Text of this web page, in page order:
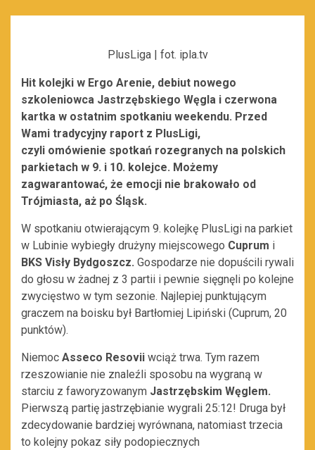
PlusLiga | fot. ipla.tv
Hit kolejki w Ergo Arenie, debiut nowego
szkoleniowca Jastrzębskiego Węgla i czerwona
kartka w ostatnim spotkaniu weekendu. Przed
Wami tradycyjny raport z PlusLigi,
czyli omówienie spotkań rozegranych na polskich
parkietach w 9. i 10. kolejce. Możemy
zagwarantować, że emocji nie brakowało od
Trójmiasta, aż po Śląsk.
W spotkaniu otwierającym 9. kolejkę PlusLigi na parkiet
w Lubinie wybiegły drużyny miejscowego Cuprum i
BKS Visły Bydgoszcz. Gospodarze nie dopuścili rywali
do głosu w żadnej z 3 partii i pewnie sięgnęli po kolejne
zwycięstwo w tym sezonie. Najlepiej punktującym
graczem na boisku był Bartłomiej Lipiński (Cuprum, 20
punktów).
Niemoc Asseco Resovii wciąż trwa. Tym razem
rzeszowianie nie znaleźli sposobu na wygraną w
starciu z faworyzowanym Jastrzębskim Węglem.
Pierwszą partię jastrzębianie wygrali 25:12! Druga był
zdecydowanie bardziej wyrównana, natomiast trzecia
to kolejny pokaz siły podopiecznych